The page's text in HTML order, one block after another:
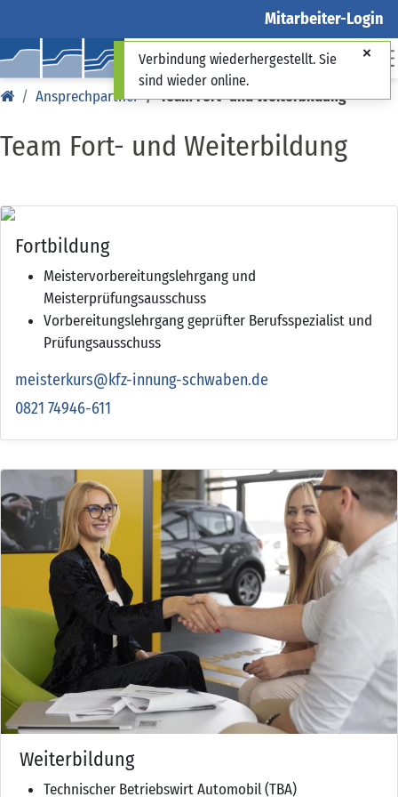
Mitarbeiter-Login
Ansprechpartner Team Fort- und Weiterbildung
Team Fort- und Weiterbildung
Fortbildung
Meistervorbereitungslehrgang und
Meisterprüfungsausschuss
Vorbereitungslehrgang geprüfter Berufsspezialist und
Prüfungsausschuss
meisterkurs@kfz-innung-schwaben.de
0821 74946-611
Weiterbildung
Technischer Betriebswirt Automobil (TBA)
Verbindung wiederhergestellt. Sie
sind wieder online.